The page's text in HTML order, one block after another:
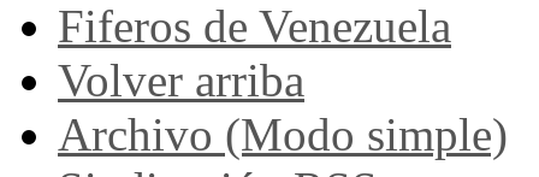
Fiferos de Venezuela
Volver arriba
Archivo (Modo simple)